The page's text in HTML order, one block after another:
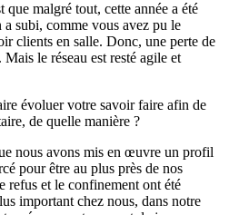
que malgré tout, cette année a été
subi, comme vous avez pu le
clients en salle. Donc, une perte de
le réseau est resté agile et
évoluer votre savoir faire afin de
de quelle manière ?
nous avons mis en œuvre un profil
pour être au plus près de nos
refus et le confinement ont été
important chez nous, dans notre